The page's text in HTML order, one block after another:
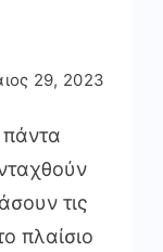
29, 2023
τις
πλαίσιο